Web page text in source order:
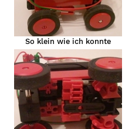
So klein wie ich konnte